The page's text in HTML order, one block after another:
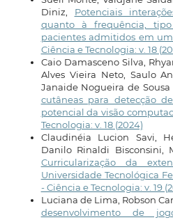
Diniz, Potenciais
quanto à frequência,
pacientes admitidos em
Ciência e Tecnologia: v. 18
Caio Damasceno Silva,
Alves Vieira Neto, Saulo
Janaide Nogueira de Sousa
cutâneas para detecção
potencial da visão
Tecnologia: v. 18 (2024)
Claudinéia Lucion Savi,
Danilo Rinaldi Bisconsini,
Curricularização da
Universidade Tecnológica
- Ciência e Tecnologia: v. 19
Luciana de Lima, Robson
desenvolvimento de